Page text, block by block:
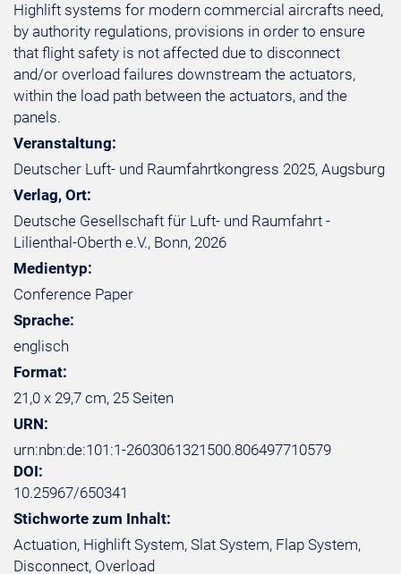
Highlift systems for modern commercial aircrafts need,
by authority regulations, provisions in order to ensure
that flight safety is not affected due to disconnect
and/or overload failures downstream the actuators,
within the load path between the actuators, and the
panels.
Veranstaltung:
Deutscher Luft- und Raumfahrtkongress 2025, Augsburg
Verlag, Ort:
Deutsche Gesellschaft für Luft- und Raumfahrt -
Lilienthal-Oberth e.V., Bonn, 2026
Medientyp:
Conference Paper
Sprache:
englisch
Format:
21,0 x 29,7 cm, 25 Seiten
URN:
urn:nbn:de:101:1-2603061321500.806497710579
DOI:
10.25967/650341
Stichworte zum Inhalt:
Actuation, Highlift System, Slat System, Flap System,
Disconnect, Overload